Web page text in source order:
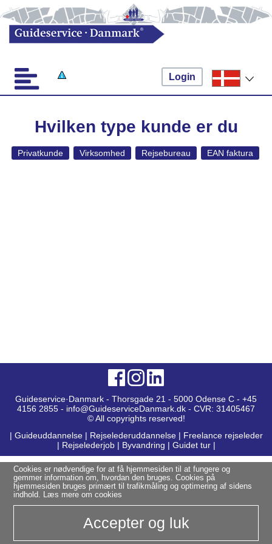
Login
Hvilken type kunde er du
Privatkunde Virksomhed Rejsebureau EAN faktura
Guideservice·Danmark - Thorsgade 21 - 5000 Odense C - +45
4156 2855 - info@GuideserviceDanmark.dk - CVR: 31405467
© All copyrights reserved!
| Guideuddannelse | Rejselederuddannelse | Freelance rejseleder
| Rejselederjob| Byvandring | Guidet tur|
Cookies er nødvendige for at få hjemmesiden til at fungere og
gemmer information om, hvordan den bruges. Cookies på
hjemmesiden bruges primært til trafikmåling og optimering af sidens
indhold. Læs mere om cookies
Accepter og luk